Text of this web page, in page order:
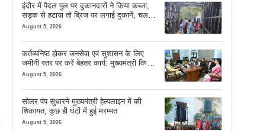
इंदौर में पैदल पुल पर दुकानदारों ने किया कब्जा,
सड़क से हटाया तो ब्रिज पर लगाई दुकानें, चलने
की जगह भी नहीं मिल रही
August 5, 2026
कर्तव्यनिष्ठ होकर जनसेवा एवं सुशासन के लिए
जमीनी स्तर पर करें बेहतर कार्य: मुख्यमंत्री विष्णु
देव साय
August 5, 2026
सोलर पंप सुधारने मुख्यमंत्री हेल्पलाइन में की
शिकायत, कुछ ही घंटों में हुई मरम्मत
August 5, 2026